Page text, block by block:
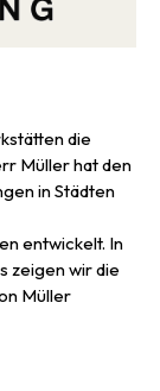
die
Müller hat den
in Städten
entwickelt. In
zeigen wir die
Müller